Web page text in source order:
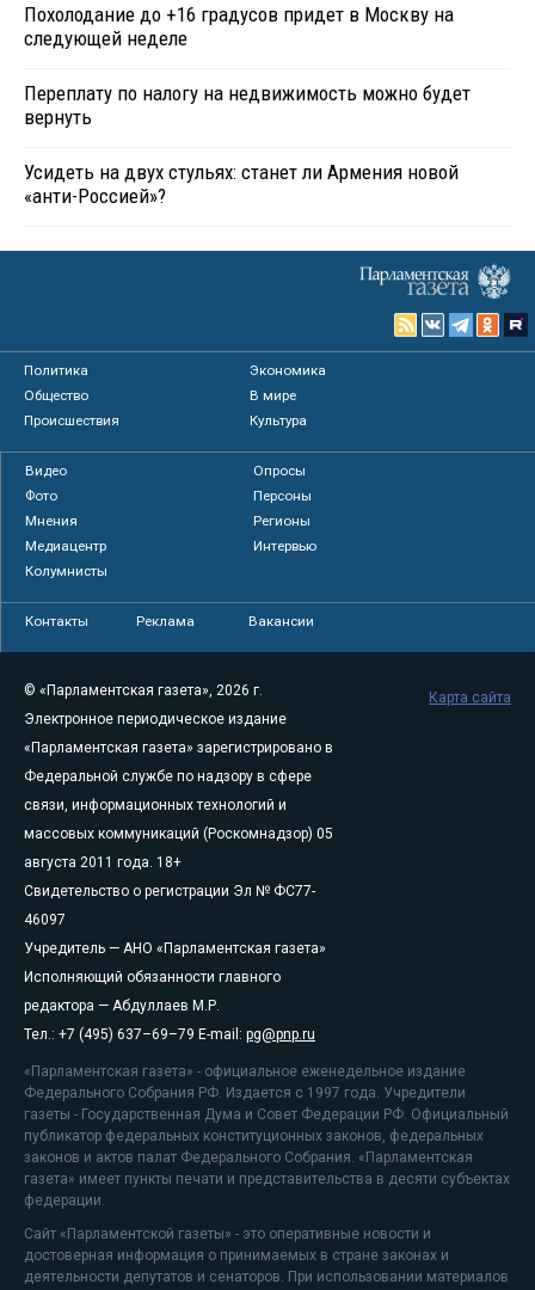
Похолодание до +16 градусов придет в Москву на
следующей неделе
Переплату по налогу на недвижимость можно будет
вернуть
Усидеть на двух стульях: станет ли Армения новой
«анти-Россией»?
Политика
Экономика
Общество
В мире
Происшествия
Культура
Видео
Опросы
Фото
Персоны
Мнения
Регионы
Медиацентр
Интервью
Колумнисты
Контакты Реклама Вакансии
© «Парламентская газета», 2026 г.
Электронное периодическое издание
«Парламентская газета» зарегистрировано в
Федеральной службе по надзору в сфере
связи, информационных технологий и
массовых коммуникаций (Роскомнадзор) 05
августа 2011 года. 18+
Свидетельство о регистрации Эл № ФС77-
46097
Учредитель — АНО «Парламентская газета»
Исполняющий обязанности главного
редактора — Абдуллаев М.Р.
Тел.: +7 (495) 637–69–79 E-mail: pg@pnp.ru
«Парламентская газета» - официальное еженедельное издание
Федерального Собрания РФ. Издается с 1997 года. Учредители
газеты - Государственная Дума и Совет Федерации РФ. Официальный
публикатор федеральных конституционных законов, федеральных
законов и актов палат Федерального Собрания. «Парламентская
газета» имеет пункты печати и представительства в десяти субъектах
федерации.
Сайт «Парламентской газеты» - это оперативные новости и
достоверная информация о принимаемых в стране законах и
деятельности депутатов и сенаторов. При использовании материалов
Карта сайта